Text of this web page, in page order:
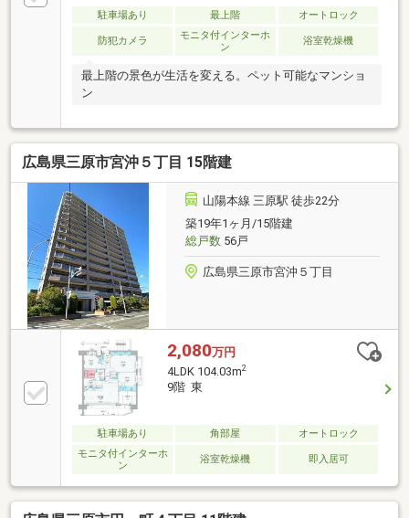
駐車場あり 最上階 オートロック
防犯カメラ
モニタ付インターホ
ン
浴室乾燥機
最上階の景色が生活を変える。ペット可能なマンショ
ン
広島県三原市宮沖５丁目 15階建
山陽本線 三原駅 徒歩22分
築19年1ヶ月/15階建
総戸数56戸
広島県三原市宮沖５丁目
2,080万円
4LDK 104.03m2
9階 東
駐車場あり 角部屋
オートロック
モニタ付インターホ
ン
浴室乾燥機 即入居可